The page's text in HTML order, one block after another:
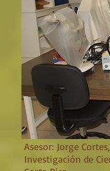
Asesor: Jorge
Investigación de